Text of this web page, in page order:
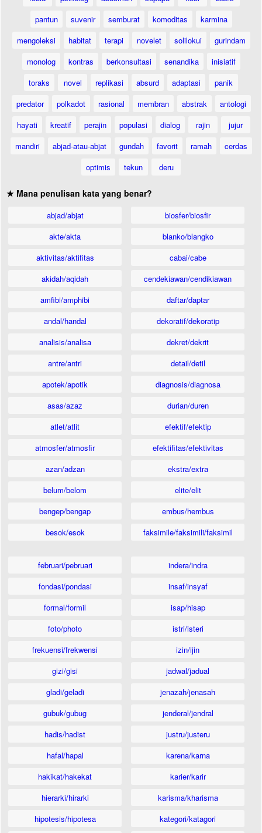
pantun
suvenir semburat komoditas
karmina
mengoleksi
habitat terapi novelet solilokui
gurindam
monolog
kontras berkonsultasi senandika
inisiatif
toraks
novel replikasi absurd adaptasi
panik
predator
polkadot rasional membran abstrak
antologi
hayati
kreatif perajin populasi dialog rajin
jujur
mandiri
abjad-atau-abjat gundah favorit ramah
cerdas
optimis
tekun deru
★ Mana penulisan kata yang benar?
abjad/abjat
akte/akta
aktivitas/aktifitas
akidah/aqidah
amfibi/amphibi
andal/handal
analisis/analisa
antre/antri
apotek/apotik
asas/azaz
atlet/atlit
atmosfer/atmosfir
azan/adzan
belum/belom
bengep/bengap
besok/esok
biosfer/biosfir
blanko/blangko
cabai/cabe
cendekiawan/cendikiawan
daftar/daptar
dekoratif/dekoratip
dekret/dekrit
detail/detil
diagnosis/diagnosa
durian/duren
efektif/efektip
efektifitas/efektivitas
ekstra/extra
elite/elit
embus/hembus
faksimile/faksimili/faksimil
februari/pebruari
fondasi/pondasi
formal/formil
foto/photo
frekuensi/frekwensi
gizi/gisi
gladi/geladi
gubuk/gubug
hadis/hadist
hafal/hapal
hakikat/hakekat
hierarki/hirarki
hipotesis/hipotesa
indera/indra
insaf/insyaf
isap/hisap
istri/isteri
izin/ijin
jadwal/jadual
jenazah/jenasah
jenderal/jendral
justru/justeru
karena/karna
karier/karir
karisma/kharisma
kategori/katagori